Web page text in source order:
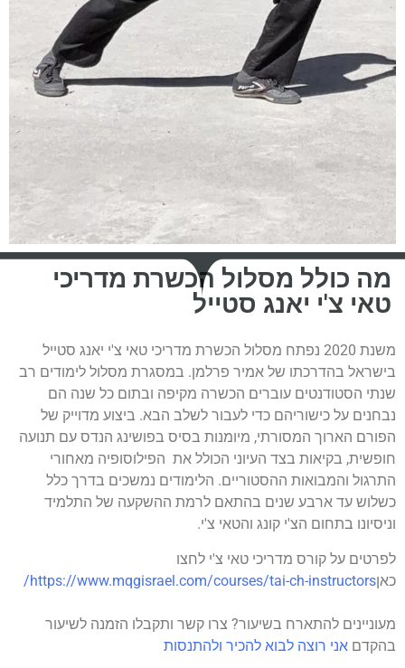
מה כולל מסלול הכשרת מדריכי
טאי צ'י יאנג סטייל
משנת 2020 נפתח מסלול הכשרת מדריכי טאי צ'י יאנג סטייל
בישראל בהדרכתו של אמיר פרלמן. במסגרת מסלול לימודים רב
שנתי הסטודנטים עוברים הכשרה מקיפה ובתום כל שנה הם
נבחנים על כישוריהם כדי לעבור לשלב הבא. ביצוע מדוייק של
הפורם הארוך המסורתי, מיומנות בסיס בפושינג הנדס עם תנועה
חופשית, בקיאות בצד העיוני הכולל את הפילוסופיה מאחורי
התרגול והמבואות ההסטוריים. הלימודים נמשכים בדרך כלל
כשלוש עד ארבע שנים בהתאם לרמת ההשקעה של התלמיד
וניסיונו בתחום הצ'י קונג והטאי צ'י.
לפרטים על קורס מדריכי טאי צ'י לחצו
כאןhttps://www.mqgisrael.com/courses/tai-ch-instructors/
מעוניינים להתארח בשיעור? צרו קשר ותקבלו הזמנה לשיעור
בהקדם אני רוצה לבוא להכיר ולהתנסות